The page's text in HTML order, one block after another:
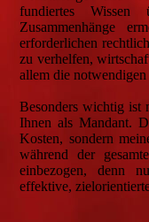
fundiertes Wissen
Zusammenhänge
erforderlichen
zu verhelfen,
allem die
Besonders wichtig ist
Ihnen als Mandant.
Kosten, sondern
während der
einbezogen, denn
effektive,